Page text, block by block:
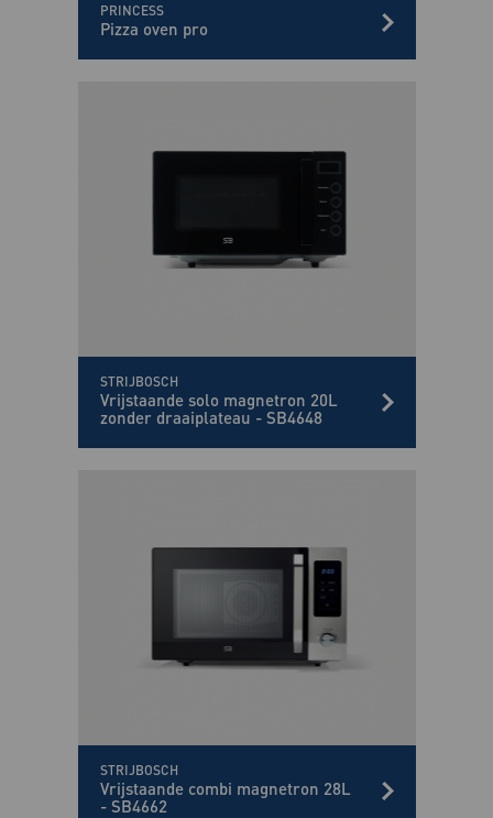
PRINCESS
Pizza oven pro
STRIJBOSCH
Vrijstaande solo magnetron 20L
zonder draaiplateau - SB4648
STRIJBOSCH
Vrijstaande combi magnetron 28L
- SB4662